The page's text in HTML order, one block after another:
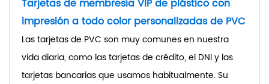
Tarjetas de membresía VIP de plástico con
impresión a todo color personalizadas de PVC
Las tarjetas de PVC son muy comunes en nuestra
vida diaria, como las tarjetas de crédito, el DNI y las
tarjetas bancarias que usamos habitualmente. Su